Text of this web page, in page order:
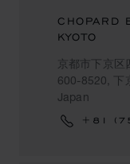
CHOPARD
KYOTO
京都市下京区
600-8520, 下
Japan
+81